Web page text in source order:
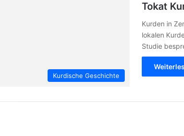
Kurdische Geschichte
Tokat
Kurden in
lokalen
Studie